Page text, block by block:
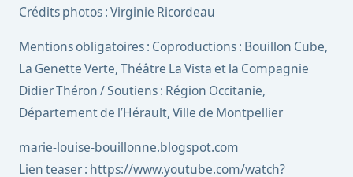
Crédits photos : Virginie Ricordeau
Mentions obligatoires : Coproductions : Bouillon Cube,
La Genette Verte, Théâtre La Vista et la Compagnie
Didier Théron / Soutiens : Région Occitanie,
Département de l’Hérault, Ville de Montpellier
marie-louise-bouillonne.blogspot.com
Lien teaser : https://www.youtube.com/watch?